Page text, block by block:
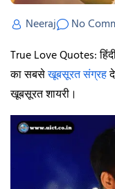
Neeraj
No
True Love Quotes:
का सबसेखूबसूरत संग्रह
खूबसूरत शायरी।